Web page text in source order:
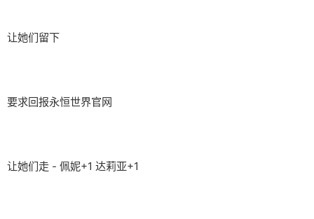
让她们留下
要求回报永恒世界官网
让她们走 - 佩妮+1 达莉亚+1